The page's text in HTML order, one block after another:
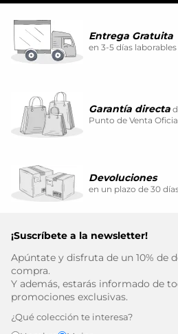
Entrega Gratuita
en 3-5 días laborables
Garantía directa
Punto de Venta
Devoluciones
en un plazo de 30
¡Suscríbete a la newsletter!
Apúntate y disfruta de un 10% de
compra.
Y además, estarás informado de
promociones exclusivas.
¿Qué colección te interesa?